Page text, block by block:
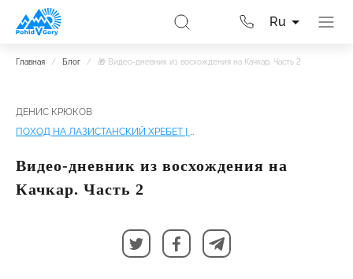
Ru
Главная / Блог / 🎁 Видео-дневник из восхождения на Качкар. Часть 2
ДЕНИС КРЮКОВ
ПОХОД НА ЛАЗИСТАНСКИЙ ХРЕБЕТ | ВОСХОЖДЕНИЕ НА КАЧКАР
Видео-дневник из восхождения на
Качкар. Часть 2